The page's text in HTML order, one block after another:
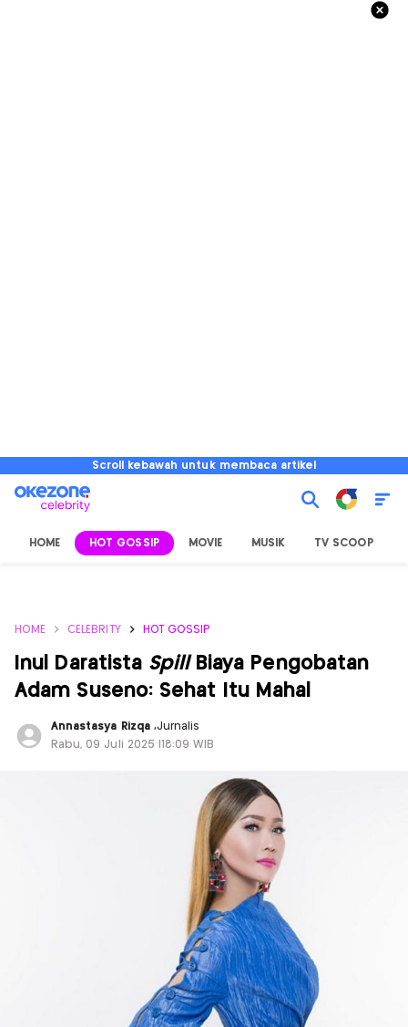
Scroll kebawah untuk membaca artikel
HOME HOT GOSSIP MOVIE MUSIK TV SCOOP
HOME CELEBRITY HOT GOSSIP
Inul Daratista SpillBiaya Pengobatan
Adam Suseno: Sehat Itu Mahal
Annastasya Rizqa ,Jurnalis
Rabu, 09 Juli 2025 |18:09 WIB